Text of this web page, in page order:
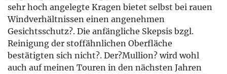
sehr hoch angelegte Kragen bietet selbst bei rauen
Windverhältnissen einen angenehmen
Gesichtsschutz?. Die anfängliche Skepsis bzgl.
Reinigung der stoffähnlichen Oberfläche
bestätigten sich nicht?. Der?Mullion? wird wohl
auch auf meinen Touren in den nächsten Jahren